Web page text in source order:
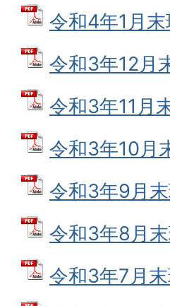
令和4年1月
令和3年12月
令和3年11月
令和3年10月
令和3年9月
令和3年8月
令和3年7月